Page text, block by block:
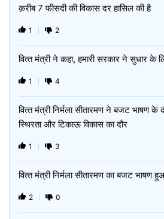
क़रीब 7 फीसदी की विकास दर हासिल की है
1 2
वित्‍त मंत्री ने कहा, हमारी सरकार ने सुधार के
1 4
वित्‍त मंत्री निर्मला सीतारमण ने बजट भाषण
स्थिरता और टिकाऊ विकास का दौर
1 3
वित्‍त मंत्री निर्मला सीतारमण का बजट भाषण
2 0